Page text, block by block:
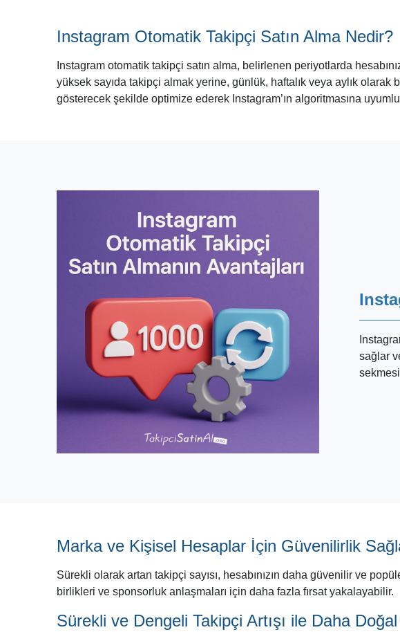
Instagram Otomatik Takipçi Satın Alma Nedir?
Instagram otomatik takipçi satın alma, belirlenen periyotlarda
yüksek sayıda takipçi almak yerine, günlük, haftalık veya aylık
gösterecek şekilde optimize ederek Instagram’ın algoritmasına
sağlar
Marka ve Kişisel Hesaplar İçin Güvenilirlik
Sürekli olarak artan takipçi sayısı, hesabınızın daha güvenilir ve
birlikleri ve sponsorluk anlaşmaları için daha fazla fırsat yakalayabilir.
Sürekli ve Dengeli Takipçi Artışı ile Daha